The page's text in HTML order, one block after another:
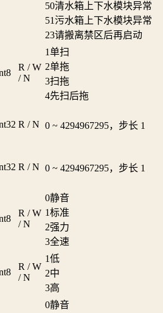
50清水箱上下水模块异常
51污水箱上下水模块异常
23请搬离禁区后再启动
R / W
/ N
1单扫
2单拖
3扫拖
4先扫后拖
R / N 0 ~ 4294967295，步长 1
R / N 0 ~ 4294967295，步长 1
R / W
/ N
0静音
1标准
2强力
3全速
R / W
/ N
1低
2中
3高
0静音